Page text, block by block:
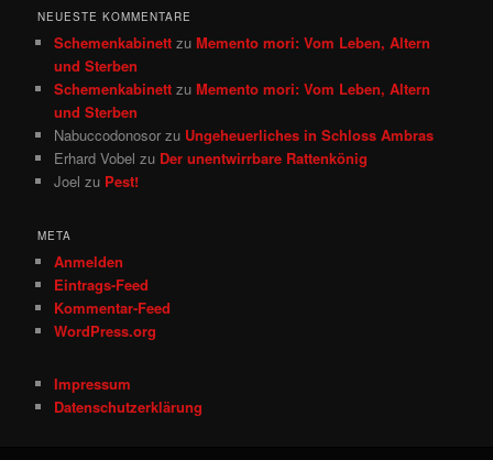
NEUESTE KOMMENTARE
Schemenkabinett zuMemento mori: Vom Leben, Altern
und Sterben
Schemenkabinett zuMemento mori: Vom Leben, Altern
und Sterben
Nabuccodonosor zu Ungeheuerliches in Schloss Ambras
Erhard Vobel zu Der unentwirrbare Rattenkönig
Joel zu Pest!
META
Anmelden
Eintrags-Feed
Kommentar-Feed
WordPress.org
Impressum
Datenschutzerklärung